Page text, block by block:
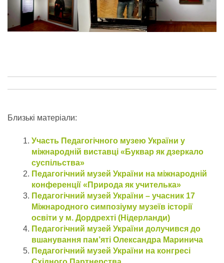
Близькі матеріали:
Участь Педагогічного музею України у
міжнародній виставці «Буквар як дзеркало
суспільства»
Педагогічний музей України на міжнародній
конференції «Природа як учителька»
Педагогічний музей України – учасник 17
Міжнародного симпозіуму музеїв історії
освіти у м. Дордрехті (Нідерланди)
Педагогічний музей України долучився до
вшанування пам’яті Олександра Маринича
Педагогічний музей України на конгресі